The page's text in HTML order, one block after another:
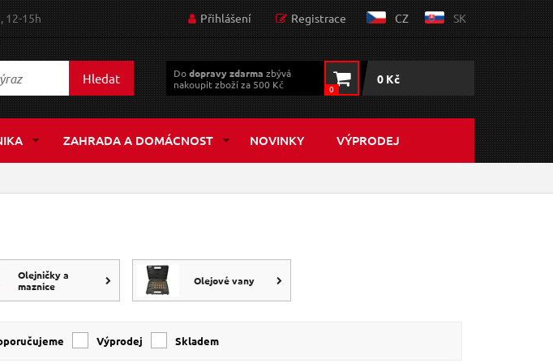
12-15h Přihlášení Registrace CZ SK
Hledat Dodopravy zdarma zbývá
nakoupit zboží za 500 Kč
0
0 Kč
ZAHRADA A DOMÁCNOST NOVINKY VÝPRODEJ
Olejničky a
maznice
Olejové vany
Výprodej skladem